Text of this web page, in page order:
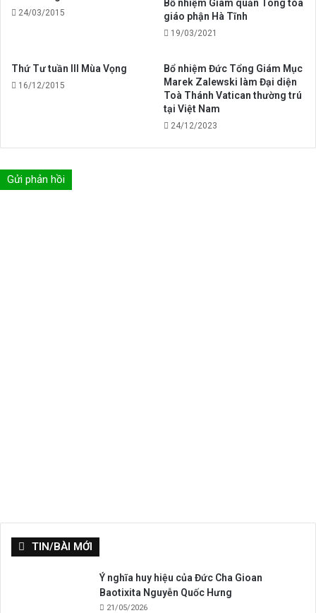
24/03/2015
Bổ nhiệm Giám quản Tông tòa
giáo phận Hà Tĩnh
19/03/2021
Thứ Tư tuần III Mùa Vọng
16/12/2015
Bổ nhiệm Đức Tổng Giám Mục
Marek Zalewski làm Đại diện
Toà Thánh Vatican thường trú
tại Việt Nam
24/12/2023
Gửi phản hồi
TIN/BÀI MỚI
Ý nghĩa huy hiệu của Đức Cha Gioan
Baotixita Nguyễn Quốc Hưng
21/05/2026